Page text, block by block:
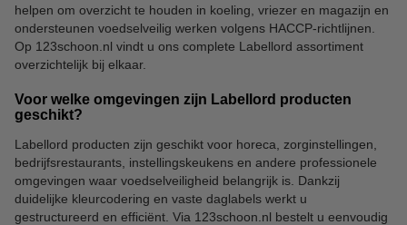
helpen om overzicht te houden in koeling, vriezer en magazijn en
ondersteunen voedselveilig werken volgens HACCP-richtlijnen.
Op 123schoon.nl vindt u ons complete Labellord assortiment
overzichtelijk bij elkaar.
Voor welke omgevingen zijn Labellord producten
geschikt?
Labellord producten zijn geschikt voor horeca, zorginstellingen,
bedrijfsrestaurants, instellingskeukens en andere professionele
omgevingen waar voedselveiligheid belangrijk is. Dankzij
duidelijke kleurcodering en vaste daglabels werkt u
gestructureerd en efficiënt. Via 123schoon.nl bestelt u eenvoudig